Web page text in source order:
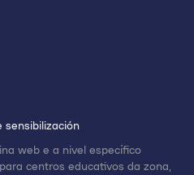
sensibilización
web e a nivel específico
centros educativos da zona,